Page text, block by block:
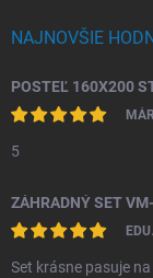
NAJNOVŠIE
POSTEĽ 160X200
5
ZÁHRADNÝ SET
Set krásne pasuje